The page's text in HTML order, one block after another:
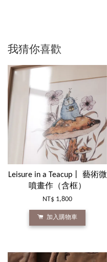
我猜你喜歡
Leisure in a Teacup丨 藝術微
噴畫作（含框）
NT$ 1,800
加入購物車